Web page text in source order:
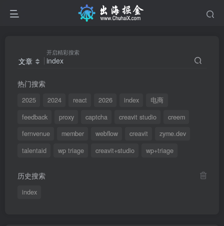
文章
开启精彩搜索
热门搜索
2025 2024 react 2026 index
电商
feedback
proxy captcha creavit studio
creem
fernvenue
member webflow creavit
zyme.dev
talentaid
wp triage creavit+studio wp+triage
历史搜索
index